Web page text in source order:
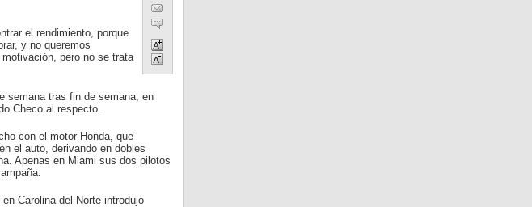
el rendimiento, porque
y no queremos
pero no se trata
semana tras fin de semana, en
Checo al respecto.
con el motor Honda, que
el auto, derivando en dobles
Apenas en Miami sus dos pilotos
Carolina del Norte introdujo